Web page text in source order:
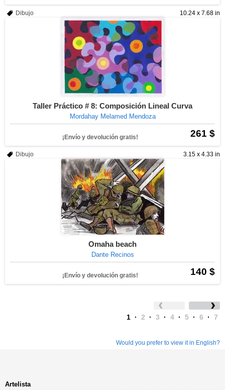
10.24 x 7.68 in
Dibujo
Taller Práctico # 8: Composición Lineal Curva
Mordahay Melamed Mendoza
261 $
¡Envío y devolución gratis!
3.15 x 4.33 in
Dibujo
Omaha beach
Dante Recinos
140 $
¡Envío y devolución gratis!
1 · 2 · 3 · 4 · 5 · 6 · 7
Would you prefer to view it in English?
Artelista